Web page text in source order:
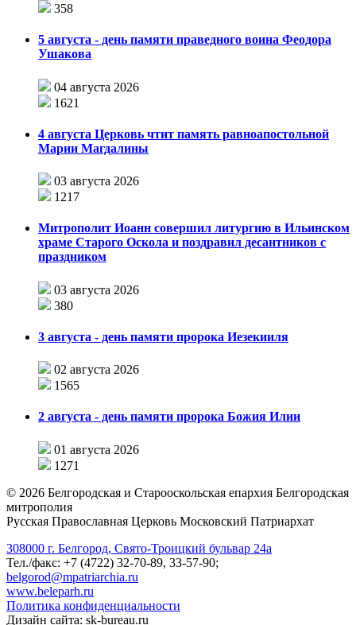
358
5 августа - день памяти праведного воина Феодора
Ушакова
04 августа 2026
1621
4 августа Церковь чтит память равноапостольной
Марии Магдалины
03 августа 2026
1217
Митрополит Иоанн совершил литургию в Ильинском
храме Старого Оскола и поздравил десантников с
праздником
03 августа 2026
380
3 августа - день памяти пророка Иезекииля
02 августа 2026
1565
2 августа - день памяти пророка Божия Илии
01 августа 2026
1271
© 2026 Белгородская и Старооскольская епархия Белгородская
митрополия
Русская Православная Церковь Московский Патриархат
308000 г. Белгород, Свято-Троицкий бульвар 24а
Тел./факс: +7 (4722) 32-70-89, 33-57-90;
belgorod@mpatriarchia.ru
www.beleparh.ru
Политика конфиденциальности
Дизайн сайта: sk-bureau.ru